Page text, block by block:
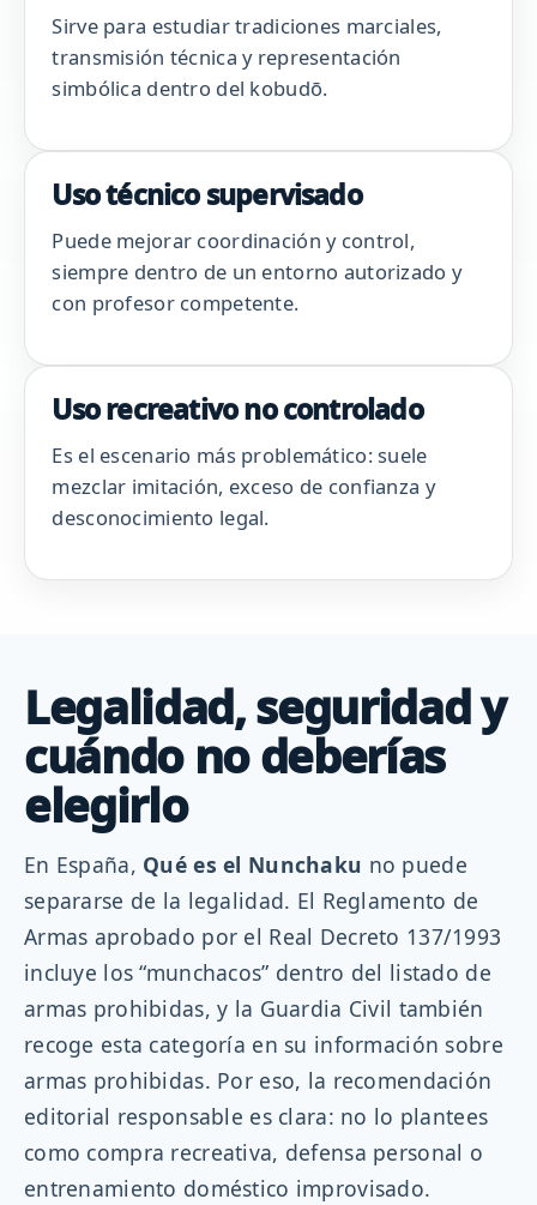
Sirve para estudiar tradiciones marciales,
transmisión técnica y representación
simbólica dentro del kobudō.
Uso técnico supervisado
Puede mejorar coordinación y control,
siempre dentro de un entorno autorizado y
con profesor competente.
Uso recreativo no controlado
Es el escenario más problemático: suele
mezclar imitación, exceso de confianza y
desconocimiento legal.
Legalidad, seguridad y
cuándo no deberías
elegirlo
En España, Qué es el Nunchaku no puede
separarse de la legalidad. El Reglamento de
Armas aprobado por el Real Decreto 137/1993
incluye los “munchacos” dentro del listado de
armas prohibidas, y la Guardia Civil también
recoge esta categoría en su información sobre
armas prohibidas. Por eso, la recomendación
editorial responsable es clara: no lo plantees
como compra recreativa, defensa personal o
entrenamiento doméstico improvisado.